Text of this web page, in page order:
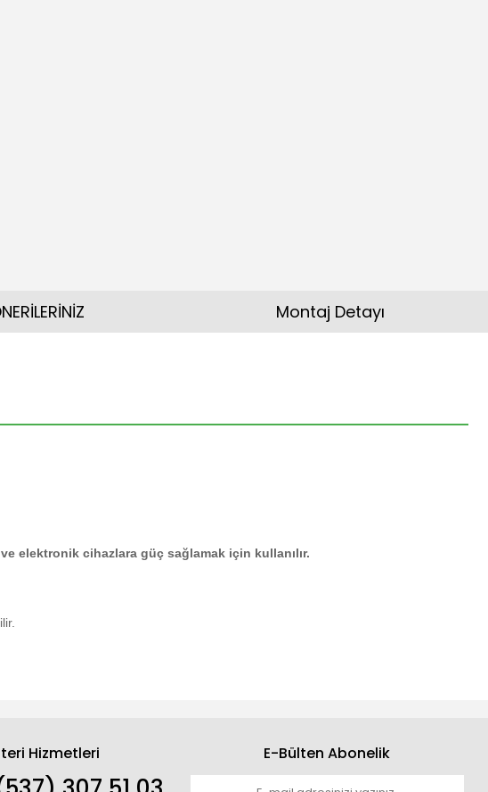
elektronik cihazlara güç sağlamak için kullanılır.
Montaj Detayı
Hizmetleri E-Bülten Abonelik